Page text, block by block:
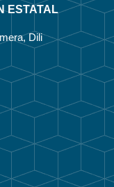
ESTATAL
Dili